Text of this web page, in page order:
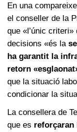
En una
el conseller de la
que «l’únic
decisions «és la
ha garantit la
retorn
que la situació
condicionar la
La consellera de
que es reforçaran